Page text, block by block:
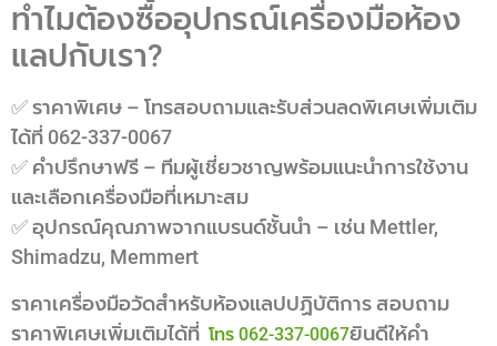
ทำไมต้องซื้ออุปกรณ์เครื่องมือห้อง
แลปกับเรา?
✅ ราคาพิเศษ – โทรสอบถามและรับส่วนลดพิเศษเพิ่มเติม
ได้ที่ 062-337-0067
✅ คำปรึกษาฟรี – ทีมผู้เชี่ยวชาญพร้อมแนะนำการใช้งาน
และเลือกเครื่องมือที่เหมาะสม
✅ อุปกรณ์คุณภาพจากแบรนด์ชั้นนำ – เช่น Mettler,
Shimadzu, Memmert
ราคาเครื่องมือวัดสำหรับห้องแลปปฏิบัติการ สอบถาม
ราคาพิเศษเพิ่มเติมได้ที่ โทร 062-337-0067ยินดีให้คำ